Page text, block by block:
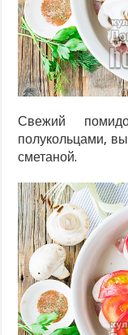
Свежий
полукольцами,
сметаной.